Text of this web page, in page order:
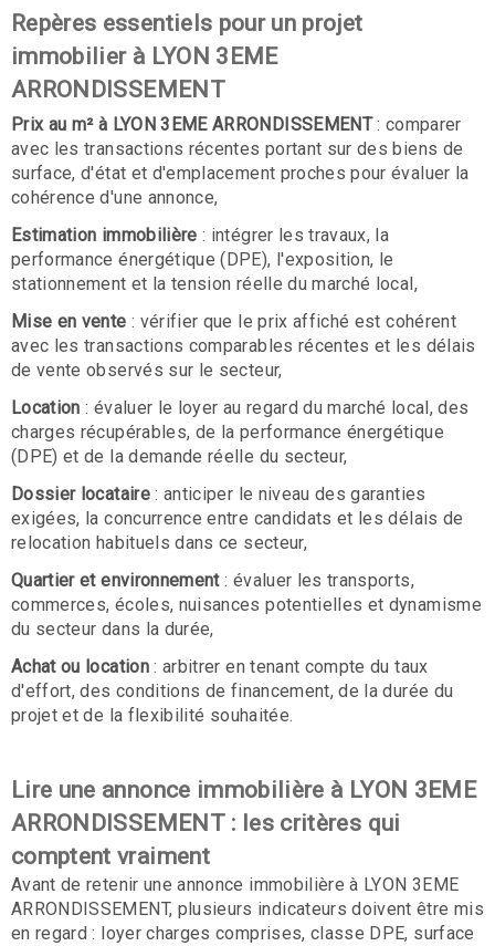
Repères essentiels pour un projet
immobilier à LYON 3EME
ARRONDISSEMENT
Prix au m² à LYON 3EME ARRONDISSEMENT: comparer
avec les transactions récentes portant sur des biens de
surface, d'état et d'emplacement proches pour évaluer la
cohérence d'une annonce,
Estimation immobilière : intégrer les travaux, la
performance énergétique (DPE), l'exposition, le
stationnement et la tension réelle du marché local,
Mise en vente : vérifier que le prix affiché est cohérent
avec les transactions comparables récentes et les délais
de vente observés sur le secteur,
Location : évaluer le loyer au regard du marché local, des
charges récupérables, de la performance énergétique
(DPE) et de la demande réelle du secteur,
Dossier locataire: anticiper le niveau des garanties
exigées, la concurrence entre candidats et les délais de
relocation habituels dans ce secteur,
Quartier et environnement: évaluer les transports,
commerces, écoles, nuisances potentielles et dynamisme
du secteur dans la durée,
Achat ou location: arbitrer en tenant compte du taux
d'effort, des conditions de financement, de la durée du
projet et de la flexibilité souhaitée.
Lire une annonce immobilière à LYON 3EME
ARRONDISSEMENT : les critères qui
comptent vraiment
Avant de retenir une annonce immobilière à LYON 3EME
ARRONDISSEMENT, plusieurs indicateurs doivent être mis
en regard : loyer charges comprises, classe DPE, surface